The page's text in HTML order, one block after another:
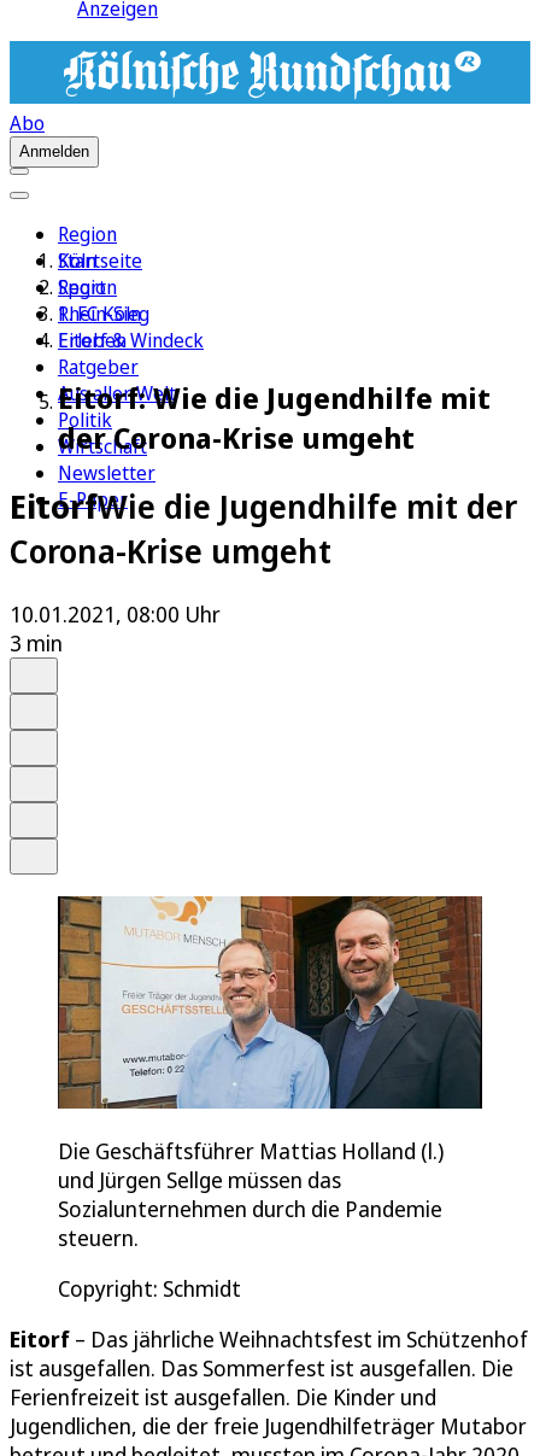
Anzeigen
Abo
Anmelden
Region
Köln
Sport
1. FC Köln
Erleben
Ratgeber
Aus aller Welt
Politik
Wirtschaft
Newsletter
E-Paper
Startseite
Region
Rhein-Sieg
Eitorf & Windeck
Eitorf: Wie die Jugendhilfe mit
der Corona-Krise umgeht
EitorfWie die Jugendhilfe mit der
Corona-Krise umgeht
10.01.2021, 08:00 Uhr
3 min
Die Geschäftsführer Mattias Holland (l.)
und Jürgen Sellge müssen das
Sozialunternehmen durch die Pandemie
steuern.
Copyright: Schmidt
Eitorf – Das jährliche Weihnachtsfest im Schützenhof
ist ausgefallen. Das Sommerfest ist ausgefallen. Die
Ferienfreizeit ist ausgefallen. Die Kinder und
Jugendlichen, die der freie Jugendhilfeträger Mutabor